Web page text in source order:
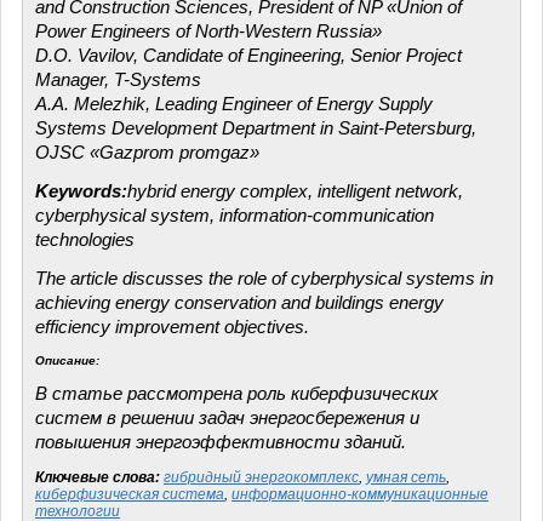
and Construction Sciences, President of NP «Union of
Power Engineers of North-Western Russia»
D.O. Vavilov, Candidate of Engineering, Senior Project
Manager, T-Systems
A.A. Melezhik, Leading Engineer of Energy Supply
Systems Development Department in Saint-Petersburg,
OJSC «Gazprom promgaz»
Keywords:hybrid energy complex, intelligent network,
cyberphysicalsystem, information-communication
technologies
The article discusses the role ofcyberphysicalsystems in
achieving energy conservation and buildings energy
efficiency improvement objectives.
Описание:
В статье рассмотрена роль киберфизических
систем в решении задач энергосбережения и
повышения энергоэффективности зданий.
Ключевые слова: гибридный энергокомплекс, умная сеть,
киберфизическая система, информационно-коммуникационные
технологии